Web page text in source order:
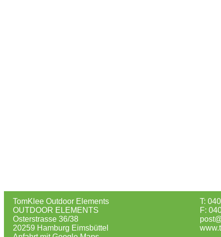
TomKlee Outdoor Elements
OUTDOOR ELEMENTS
Osterstrasse 36/38
20259 Hamburg Eimsbüttel
T:
F: